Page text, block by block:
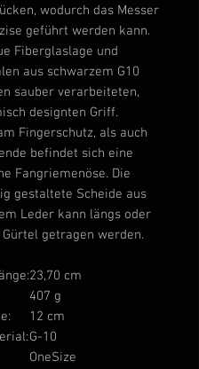
wodurch das Messer
geführt werden kann.
Fiberglaslage und
aus schwarzem G10
sauber verarbeiteten,
designten Griff.
Fingerschutz, als auch
befindet sich eine
Fangriemenöse. Die
gestaltete Scheide aus
Leder kann längs oder
getragen werden.
23,70 cm
407 g
12 cm
G-10
OneSize